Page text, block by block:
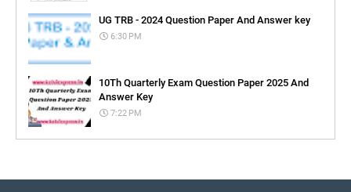
UG TRB - 2024 Question Paper And Answer key
6:30 PM
10Th Quarterly Exam Question Paper 2025 And
Answer Key
7:22 PM